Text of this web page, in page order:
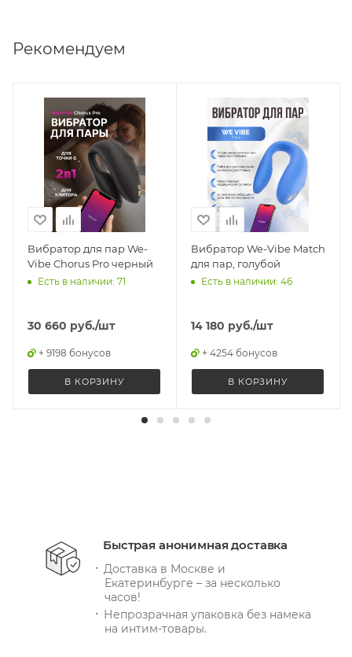
Рекомендуем
Вибратор для пар We-
Vibe Chorus Pro черный
Есть в наличии: 71
30 660 руб./шт
+ 9198 бонусов
В КОРЗИНУ
Вибратор We-Vibe Match
для пар, голубой
Есть в наличии: 46
14 180 руб./шт
+ 4254 бонусов
В КОРЗИНУ
Быстрая анонимная доставка
Доставка в Москве и
Екатеринбурге – за несколько
часов!
Непрозрачная упаковка без намека
на интим-товары.